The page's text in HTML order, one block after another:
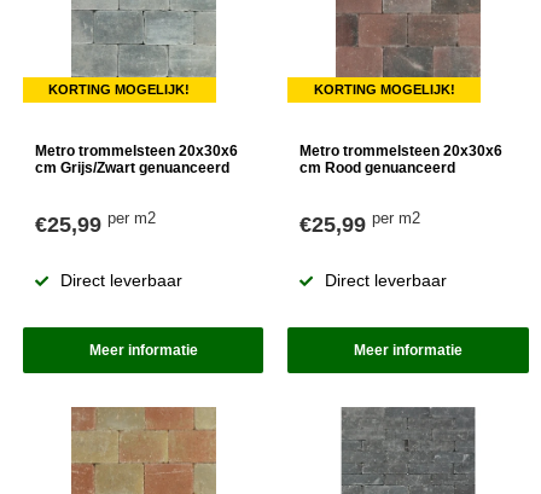
KORTING MOGELIJK!
Metro trommelsteen 20x30x6
cm Grijs/Zwart genuanceerd
€25,99 per m2
Direct leverbaar
Meer informatie
KORTING MOGELIJK!
Metro trommelsteen 20x30x6
cm Rood genuanceerd
€25,99per m2
Direct leverbaar
Meer informatie